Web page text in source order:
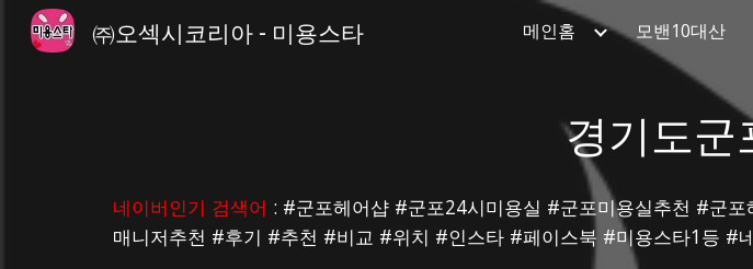
Skip to main content
㈜오섹시코리아 - 미용스타 메인홈 모밴10대산
경기도군
네이버인기 검색어 : #군포헤어샵 #군포24시미용실 #군포미용실추천 #군
매니저추천 #후기 #추천 #비교 #위치 #인스타 #페이스북 #미용스타1등 #